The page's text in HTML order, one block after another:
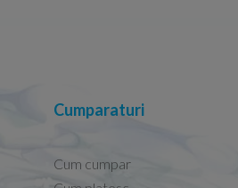
Cumparaturi
Cum cumpar